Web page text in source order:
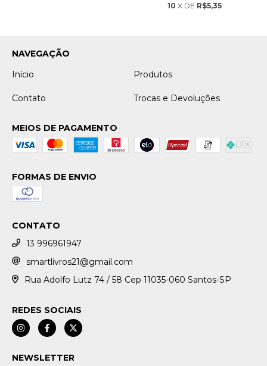
10 X DE R$5,35
NAVEGAÇÃO
Início
Produtos
Contato Trocas e Devoluções
MEIOS DE PAGAMENTO
FORMAS DE ENVIO
CONTATO
13 996961947
smartlivros21@gmail.com
Rua Adolfo Lutz 74 / 58 Cep 11035-060 Santos-SP
REDES SOCIAIS
NEWSLETTER